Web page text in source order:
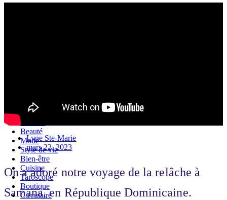
Accueil
Beauté
Mode
Style de vie
Bien-être
Cuisine
Taroscope
Boutique
Circulaire
Lyne Ste-Marie
mars 22, 2023
On a adoré notre voyage de la relâche à
Samana, en République Dominicaine.